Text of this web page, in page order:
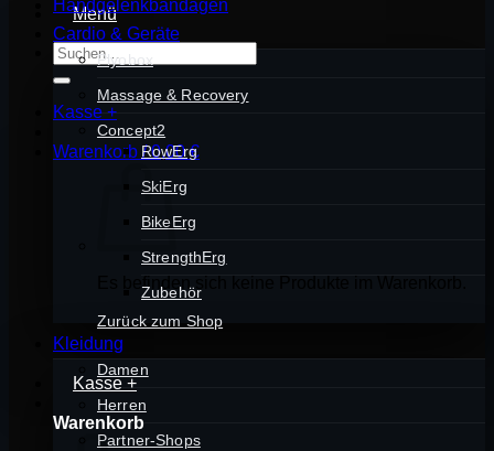
Menü
Suchen
nach:
Kasse +
Warenkorb /0,00€
Es befinden sich keine Produkte im Warenkorb.
Zurück zum Shop
Kasse +
Warenkorb
Handgelenkbandagen
Cardio & Geräte
Plyobox
Massage & Recovery
Concept2
RowErg
SkiErg
BikeErg
StrengthErg
Zubehör
Kleidung
Damen
Herren
Partner-Shops